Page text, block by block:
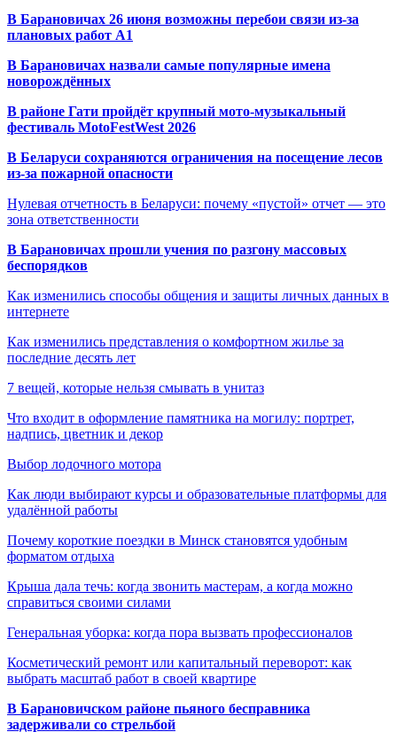
В Барановичах 26 июня возможны перебои связи из-за
плановых работ A1
В Барановичах назвали самые популярные имена
новорождённых
В районе Гати пройдёт крупный мото-музыкальный
фестиваль MotoFestWest 2026
В Беларуси сохраняются ограничения на посещение лесов
из-за пожарной опасности
Нулевая отчетность в Беларуси: почему «пустой» отчет — это
зона ответственности
В Барановичах прошли учения по разгону массовых
беспорядков
Как изменились способы общения и защиты личных данных в
интернете
Как изменились представления о комфортном жилье за
последние десять лет
7 вещей, которые нельзя смывать в унитаз
Что входит в оформление памятника на могилу: портрет,
надпись, цветник и декор
Выбор лодочного мотора
Как люди выбирают курсы и образовательные платформы для
удалённой работы
Почему короткие поездки в Минск становятся удобным
форматом отдыха
Крыша дала течь: когда звонить мастерам, а когда можно
справиться своими силами
Генеральная уборка: когда пора вызвать профессионалов
Косметический ремонт или капитальный переворот: как
выбрать масштаб работ в своей квартире
В Барановичском районе пьяного бесправника
задерживали со стрельбой